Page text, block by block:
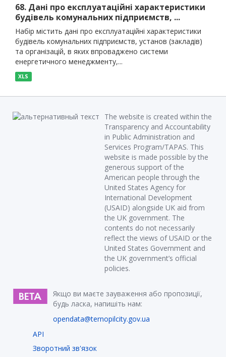
68. Дані про експлуатаційні характеристики
будівель комунальних підприємств, ...
Набір містить дані про експлуатаційні характеристики
будівель комунальних підприємств, установ (закладів)
та організацій, в яких впроваджено системи
енергетичного менеджменту,...
XLS
The website is created within the
Transparency and Accountability
in Public Administration and
Services Program/TAPAS. This
website is made possible by the
generous support of the
American people through the
United States Agency for
International Development
(USAID) alongside UK aid from
the UK government. The
contents do not necessarily
reflect the views of USAID or the
United States Government and
the UK government’s official
policies.
Якщо ви маєте зауваження або пропозиції,
будь ласка, напишіть нам:
opendata@ternopilcity.gov.ua
API
Зворотний зв'язок